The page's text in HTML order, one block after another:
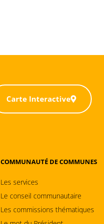
Carte Interactive
COMMUNAUTÉ DE COMMUNES
Les services
Le conseil communautaire
Les commissions thématiques